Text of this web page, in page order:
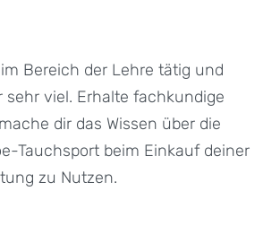
Bereich der Lehre tätig und
sehr viel. Erhalte fachkundige
dir das Wissen über die
Tauchsport beim Einkauf deiner
zu Nutzen.